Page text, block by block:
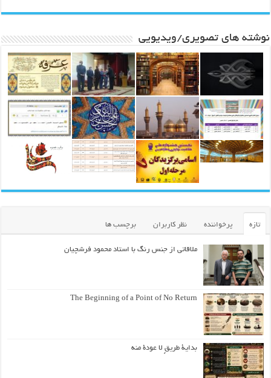
نوشته های تصویری/ویدیویی
تازه پرخواننده نظر کاربران برچسب ها
ملاقاتی از جنس رنگ با استاد محمود فرشچیان
The Beginning of a Point of No Return
بداية طريقٍ لا عودة منه